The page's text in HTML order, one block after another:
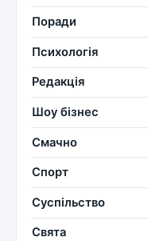
Поради
Психологія
Редакція
Шоу бізнес
Смачно
Спорт
Суспільство
Свята